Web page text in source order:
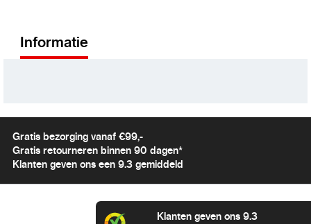
Informatie
Gratis bezorging vanaf €99,-
Gratis retourneren binnen 90 dagen*
Klanten geven ons een 9.3 gemiddeld
Klanten geven ons 9.3